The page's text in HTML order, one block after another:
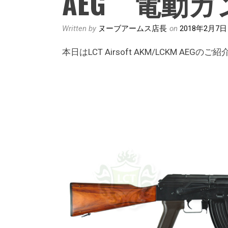
Written by ヌーブアームス店長 on 2018年2月7日
本日はLCT Airsoft AKM/LCKM AEGのご紹